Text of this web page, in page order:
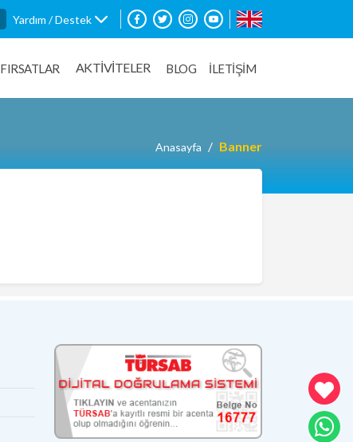
Yardım / Destek
FIRSATLAR AKTİVİTELER BLOG İLETİŞİM
Anasayfa Banner